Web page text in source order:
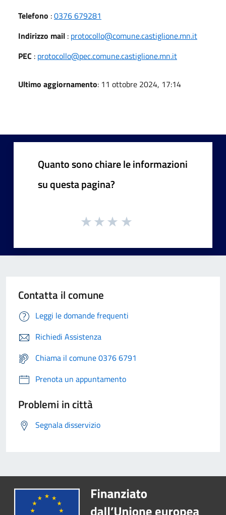
Telefono :0376 679281
Indirizzo mail : protocollo@comune.castiglione.mn.it
PEC : protocollo@pec.comune.castiglione.mn.it
Ultimo aggiornamento: 11 ottobre 2024, 17:14
Quanto sono chiare le informazioni
su questa pagina?
Contatta il comune
Leggi le domande frequenti
Richiedi Assistenza
Chiama il comune 0376 6791
Prenota un appuntamento
Problemi in città
Segnala disservizio